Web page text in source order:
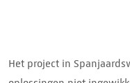
Het project in